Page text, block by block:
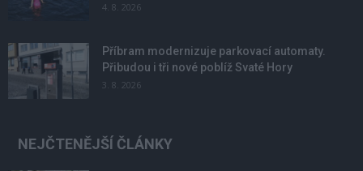
4. 8. 2026
Příbram modernizuje parkovací automaty.
Přibudou i tři nové poblíž Svaté Hory
3. 8. 2026
NEJČTENĚJŠÍ ČLÁNKY